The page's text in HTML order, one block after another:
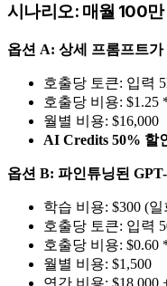
시나리오: 매월 100
옵션 A: 상세 프롬프트
호출당 토큰: 입력
호출당 비용: $1.25
월별 비용: $16,000
AI Credits 50% 할
옵션 B: 파인튜닝된
학습 비용: $300 (
호출당 토큰: 입력
호출당 비용: $0.60
월별 비용: $1,500